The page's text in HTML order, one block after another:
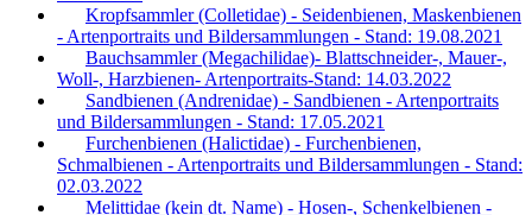
Kropfsammler (Colletidae) - Seidenbienen, Maskenbienen
- Artenportraits und Bildersammlungen - Stand: 19.08.2021
Bauchsammler (Megachilidae)- Blattschneider-, Mauer-,
Woll-, Harzbienen- Artenportraits-Stand: 14.03.2022
Sandbienen (Andrenidae) - Sandbienen - Artenportraits
und Bildersammlungen - Stand: 17.05.2021
Furchenbienen (Halictidae) - Furchenbienen,
Schmalbienen - Artenportraits und Bildersammlungen - Stand:
02.03.2022
Melittidae (kein dt. Name) - Hosen-, Schenkelbienen -